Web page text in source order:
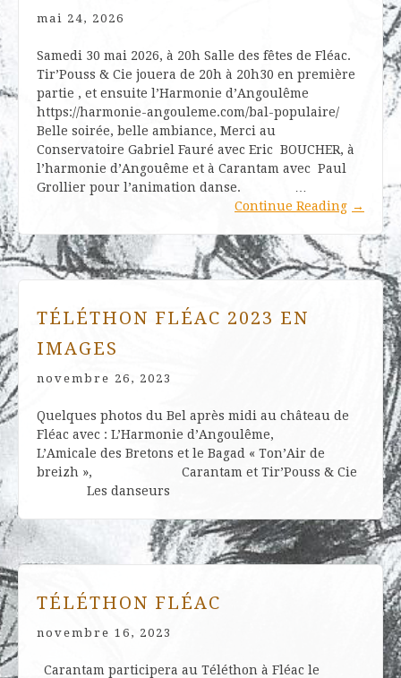
mai 24, 2026
Samedi 30 mai 2026, à 20h Salle des fêtes de Fléac.
Tir’Pouss & Cie jouera de 20h à 20h30 en première
partie , et ensuite l’Harmonie d’Angoulême
https://harmonie-angouleme.com/bal-populaire/
Belle soirée, belle ambiance, Merci au
Conservatoire Gabriel Fauré avec Eric BOUCHER, à
l’harmonie d’Angouême et à Carantam avec Paul
Grollier pour l’animation danse. …
Continue Reading →
TÉLÉTHON FLÉAC 2023 EN
IMAGES
novembre 26, 2023
Quelques photos du Bel après midi au château de
Fléac avec : L’Harmonie d’Angoulême,
L’Amicale des Bretons et le Bagad « Ton’Air de
breizh », Carantam et Tir’Pouss & Cie
Les danseurs
TÉLÉTHON FLÉAC
novembre 16, 2023
Carantam participera au Téléthon à Fléac le